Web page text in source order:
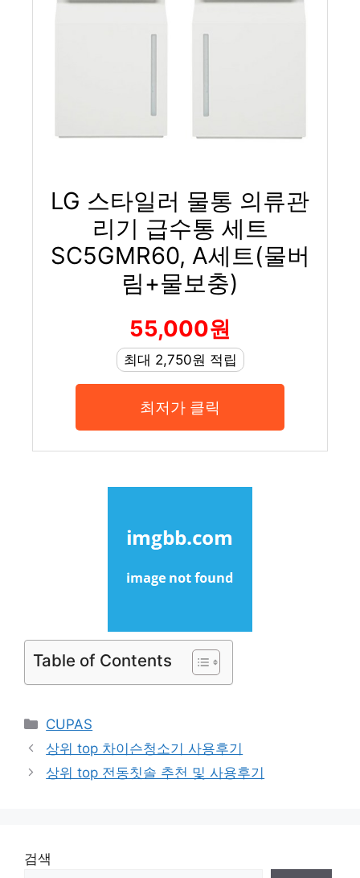
LG 스타일러 물통 의류관
리기 급수통 세트
SC5GMR60, A세트(물버
림+물보충)
55,000원
최대 2,750원 적립
최저가 클릭
Table of Contents
Categories
CUPAS
상위 top 차이슨청소기 사용후기
상위 top 전동칫솔 추천 및 사용후기
검색